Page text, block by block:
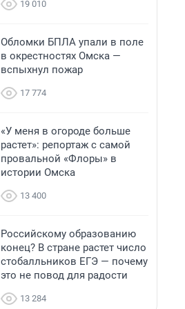
19 010
Обломки БПЛА упали в поле
в окрестностях Омска —
вспыхнул пожар
17 774
«У меня в огороде больше
растет»: репортаж с самой
провальной «Флоры» в
истории Омска
13 400
Российскому образованию
конец? В стране растет число
стобалльников ЕГЭ — почему
это не повод для радости
13 284